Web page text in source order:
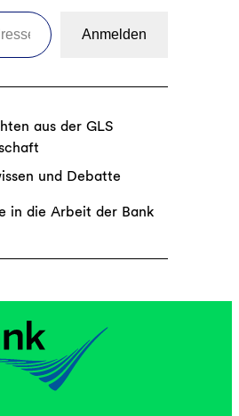
Anmelden
aus der GLS
und Debatte
in die Arbeit der Bank